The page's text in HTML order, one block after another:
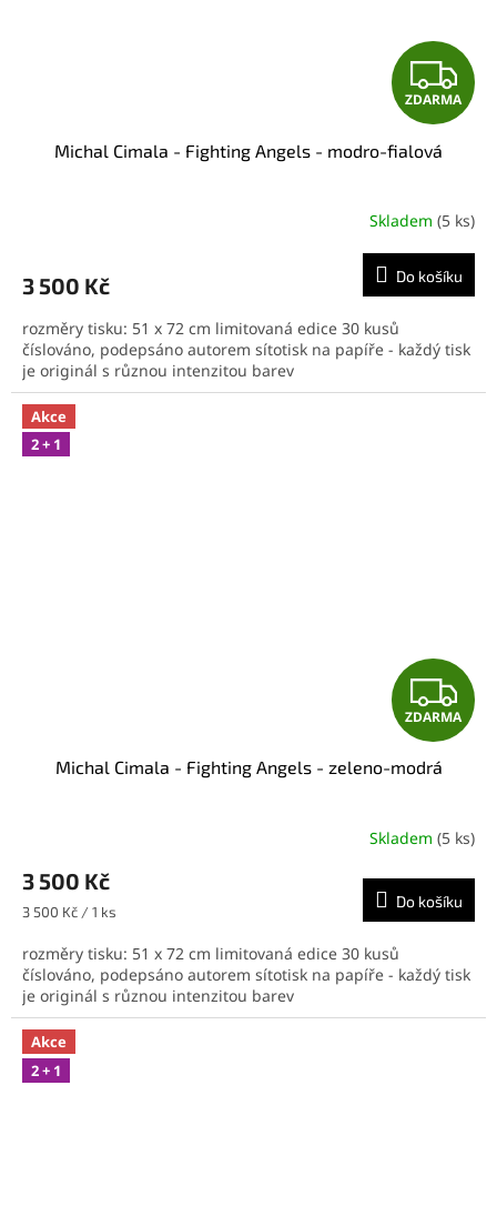
Z
D
R
M
A
ZDARMA
Michal Cimala - Fighting Angels - modro-fialová
Skladem (5 ks)
3 500 Kč Do košíku
rozměry tisku: 51 x 72 cm limitovaná edice 30 kusů
číslováno, podepsáno autorem sítotisk na papíře - každý tisk
je originál s různou intenzitou barev
Akce
2 + 1
Z
D
R
M
A
ZDARMA
Michal Cimala - Fighting Angels - zeleno-modrá
Skladem (5 ks)
3 500 Kč
Měrná
3 500 Kč / 1 ks
Do košíku
rozměry tisku: 51 x 72 cm limitovaná edice 30 kusů
číslováno, podepsáno autorem sítotisk na papíře - každý tisk
je originál s různou intenzitou barev
Akce
2 + 1